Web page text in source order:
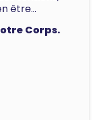
être…
Corps.